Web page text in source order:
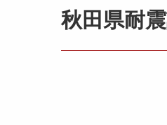
秋田県耐